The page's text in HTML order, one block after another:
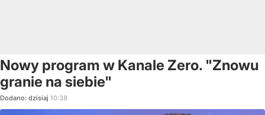
Nowy program w Kanale Zero. "Znowu
granie na siebie"
Dodano: dzisiaj 10:38